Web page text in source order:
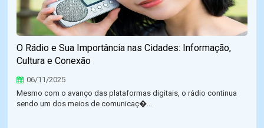
O Rádio e Sua Importância nas Cidades: Informação,
Cultura e Conexão
06/11/2025
Mesmo com o avanço das plataformas digitais, o rádio continua
sendo um dos meios de comunicaç�...